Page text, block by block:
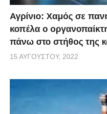
Αγρίνιο: Χαμός σε
κοπέλα ο
πάνω στο στήθος της
15 ΑΥΓΟΎΣΤΟΥ, 2022